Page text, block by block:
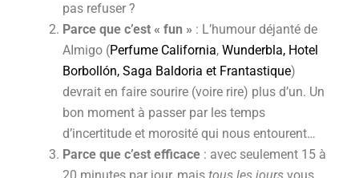
pas refuser ?
Parce que c’est « fun » : L’humour déjanté de
AImigo (Perfume California, Wunderbla, Hotel
Borbollón, Saga Baldoria et Frantastique)
devrait en faire sourire (voire rire) plus d’un. Un
bon moment à passer par les temps
d’incertitude et morosité qui nous entourent…
Parce que c’est efficace : avec seulement 15 à